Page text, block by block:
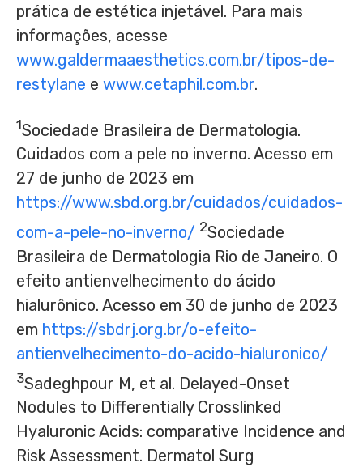
prática de estética injetável. Para mais
informações, acesse
www.galdermaaesthetics.com.br/tipos-de-
restylane e www.cetaphil.com.br.
1Sociedade Brasileira de Dermatologia.
Cuidados com a pele no inverno. Acesso em
27 de junho de 2023 em
https://www.sbd.org.br/cuidados/cuidados-
com-a-pele-no-inverno/ 2Sociedade
Brasileira de Dermatologia Rio de Janeiro. O
efeito antienvelhecimento do ácido
hialurônico. Acesso em 30 de junho de 2023
em https://sbdrj.org.br/o-efeito-
antienvelhecimento-do-acido-hialuronico/
3Sadeghpour M, et al. Delayed-Onset
Nodules to Differentially Crosslinked
Hyaluronic Acids: comparative Incidence and
Risk Assessment. Dermatol Surg